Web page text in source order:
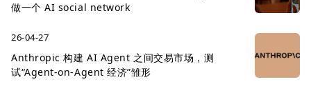
做一个 AI social network
26-04-27
Anthropic 构建 AI Agent 之间交易市场，测
试“Agent-on-Agent 经济”雏形